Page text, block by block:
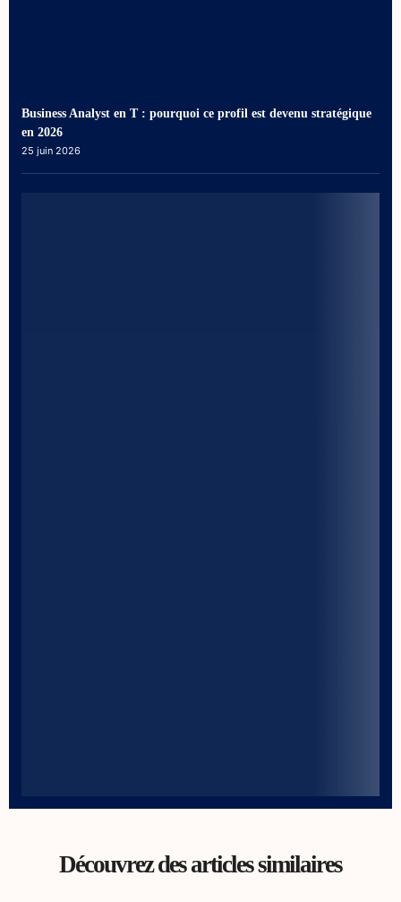
Business Analyst en T : pourquoi ce profil est devenu stratégique
en 2026
25 juin 2026
Découvrez des articles similaires